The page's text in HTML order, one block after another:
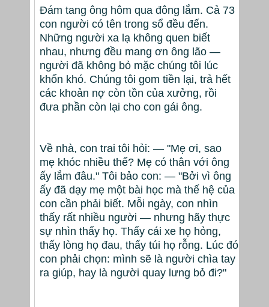
Đám tang ông hôm qua đông lắm. Cả 73
con người có tên trong sổ đều đến.
Những người xa lạ không quen biết
nhau, nhưng đều mang ơn ông lão —
người đã không bỏ mặc chúng tôi lúc
khốn khó. Chúng tôi gom tiền lại, trả hết
các khoản nợ còn tồn của xưởng, rồi
đưa phần còn lại cho con gái ông.
Về nhà, con trai tôi hỏi: — "Mẹ ơi, sao
mẹ khóc nhiều thế? Mẹ có thân với ông
ấy lắm đâu." Tôi bảo con: — "Bởi vì ông
ấy đã dạy mẹ một bài học mà thế hệ của
con cần phải biết. Mỗi ngày, con nhìn
thấy rất nhiều người — nhưng hãy thực
sự nhìn thấy họ. Thấy cái xe họ hỏng,
thấy lòng họ đau, thấy túi họ rỗng. Lúc đó
con phải chọn: mình sẽ là người chìa tay
ra giúp, hay là người quay lưng bỏ đi?"